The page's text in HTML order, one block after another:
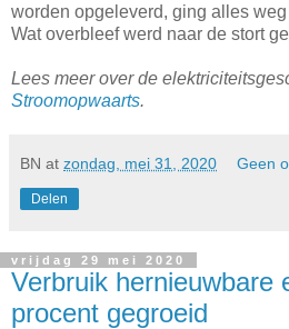
worden opgeleverd, ging alles
Wat overbleef werd naar de stort
Lees meer over de
Stroomopwaarts.
BN at zondag, mei 31, 2020 Geen
Delen
vrijdag 29 mei 2020
Verbruik hernieuwbare
procent gegroeid